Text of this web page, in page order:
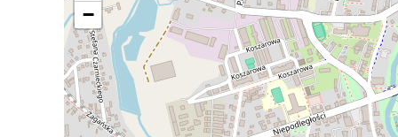
Parki narodowe
Україна
−